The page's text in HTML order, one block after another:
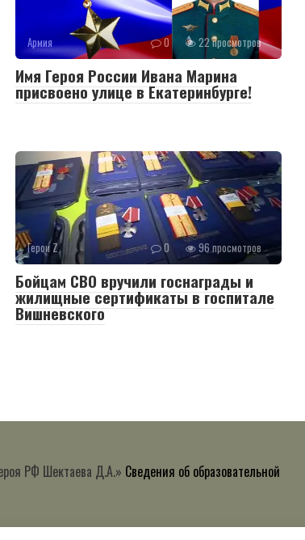
Армия 0 22 просмотров
Имя Героя России Ивана Марина
присвоено улице в Екатеринбурге!
Герои Z 0 96 просмотров
Бойцам СВО вручили госнаграды и
жилищные сертификаты в госпитале
Вишневского
РФ Шектаева Д.А.» Сведения об образовательной